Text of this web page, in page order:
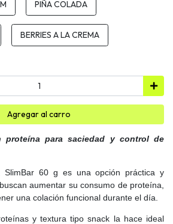
PIÑA COLADA
BERRIES A LA CREMA
Agregar al carro
para saciedad y control de
SlimBar 60 g es una opción práctica y
aumentar su consumo de proteína,
una colación funcional durante el día.
y textura tipo snack la hace ideal